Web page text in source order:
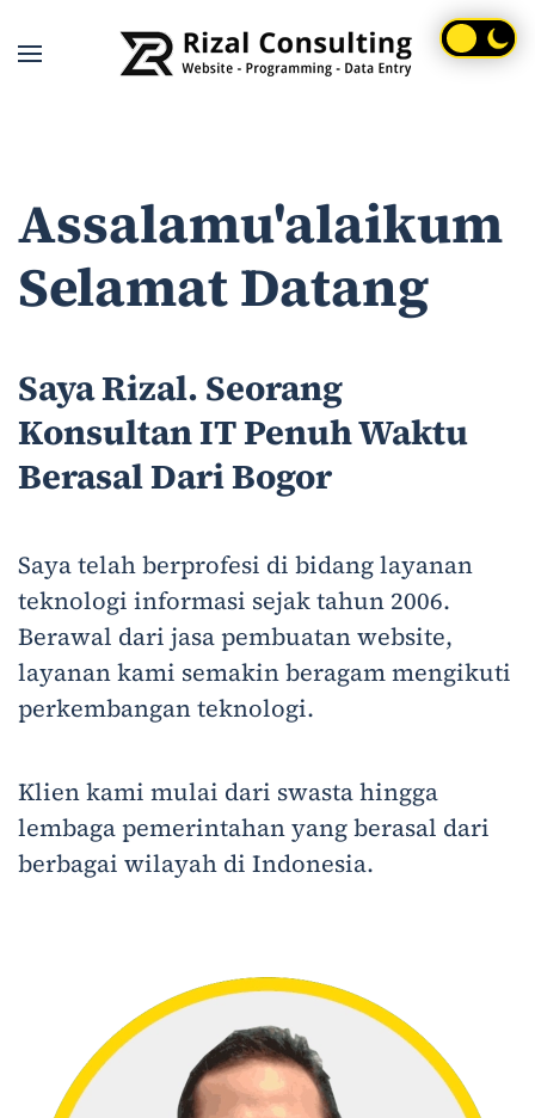
Skip to main content
Assalamu'alaikum
Selamat Datang
Saya Rizal. Seorang
Konsultan IT Penuh Waktu
Berasal Dari Bogor
Saya telah berprofesi di bidang layanan
teknologi informasi sejak tahun 2006.
Berawal dari jasa pembuatan website,
layanan kami semakin beragam mengikuti
perkembangan teknologi.
Klien kami mulai dari swasta hingga
lembaga pemerintahan yang berasal dari
berbagai wilayah di Indonesia.